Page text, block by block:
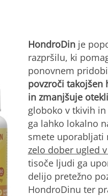
HondroDinje
razpršilu, ki
ponovnem
povzroči takojšen
in zmanjšuje
globoko v tkivih
ga lahko lokalno
smete uporabljati
zelo dober ugled
tisoče ljudi ga
delijo pretežno
HondroDinu ter